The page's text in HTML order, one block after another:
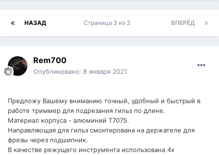
НАЗАД ВПЕРЁД
Страница 3 из 3
Rem700
Опубликовано: 8 января 2021
Предложу Вашему вниманию точный, удобный и быстрый в
работе триммер для подрезания гильз по длине.
Материал корпуса - алюминий Т7075.
Направляющая для гильз смонтирована на держателе для
фрезы через подшипник.
В качестве режущего инструмента использована 4х